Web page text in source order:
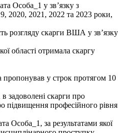
Особа_1 у зв’язку з
2020, 2021, 2022 та 2023 роки,
розгляду скарги ВША у зв’язку
області отримала скаргу
у строк протягом 10
задоволені скарги про
підвищення професійного рівня
Особа_1, за результатами якої